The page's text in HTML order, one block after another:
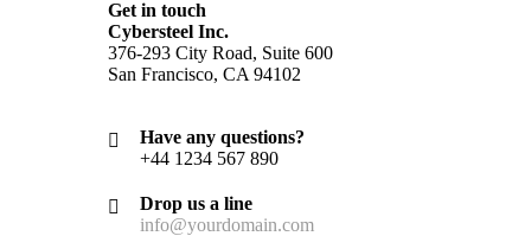
Get in touch
Cybersteel Inc.
376-293 City Road, Suite 600
San Francisco, CA 94102
Have any questions?
+44 1234 567 890
Drop us a line
info@yourdomain.com